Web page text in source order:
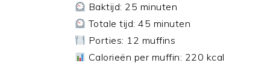
Baktijd: 25 minuten
Totale tijd: 45 minuten
Porties: 12 muffins
Calorieën per muffin: 220 kcal